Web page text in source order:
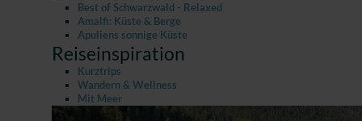
Best of Schwarzwald - Relaxed
Amalfi: Küste & Berge
Apuliens sonnige Küste
Reiseinspiration
Kurztrips
Wandern & Wellness
Mit Meer